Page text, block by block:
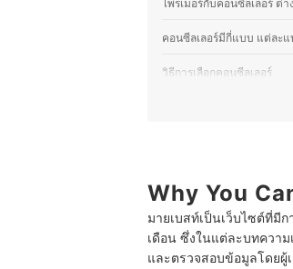
ไพรเมอร์กับคอนซีลเลอร์ ต่า
คอนซีลเลอร์มีกี่แบบ แต่ละแ
วิธีการเลือกคอนซีลเลอร์
เลือกโทนสีคอนซีล
10 คอนซีลเลอร์ ถูกและดี
ใช้คอนซีลเลอร์แทนรองพื้น
Why You
มายเบสท์เป็นเว็บไซต์ที่มี
เดือน ซึ่งในแต่ละบทควา
และตรวจสอบข้อมูลโดย